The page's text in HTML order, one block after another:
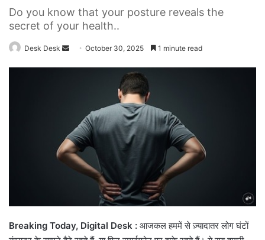
Do you know that your posture reveals the
secret of your health..
Desk Desk
SendOctober 30, 2025 1 minute read
Breaking Today, Digital Desk : आजकल हममें से ज़्यादातर लोग घंटों